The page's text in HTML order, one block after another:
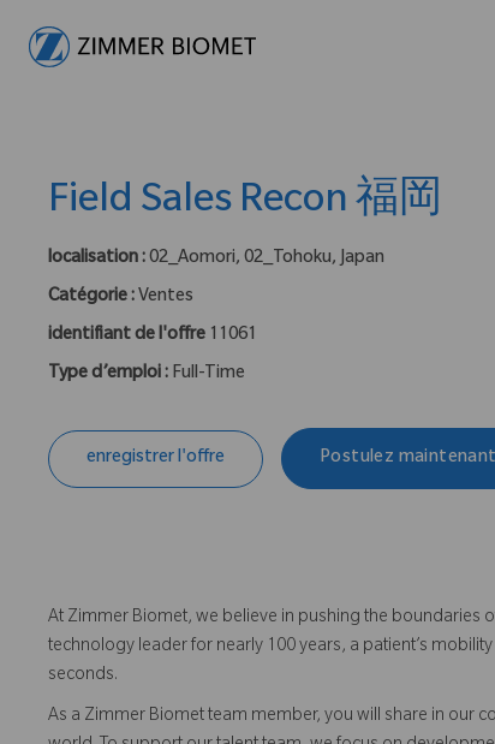
Field Sales Recon 福岡
localisation :02_Aomori, 02_Tohoku, Japan
Catégorie : Ventes
identifiant de l'offre 11061
Type d’emploi : Full-Time
enregistrer l'offre Postulez maintenant
At Zimmer Biomet, we believe in pushing the boundaries
technology leader for nearly 100 years, a patient’s
seconds.
As a Zimmer Biomet team member, you will share in our